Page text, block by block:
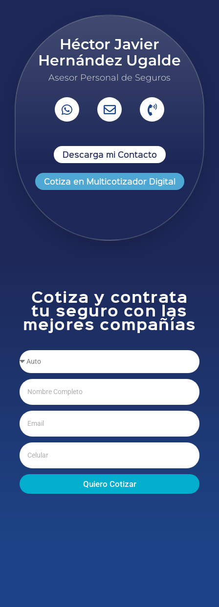
Héctor Javier
Hernández Ugalde
Asesor Personal de Seguros
Descarga mi Contacto
Cotiza en Multicotizador Digital
Cotiza y contrata
tu seguro con las
mejores compañías
Quiero Cotizar